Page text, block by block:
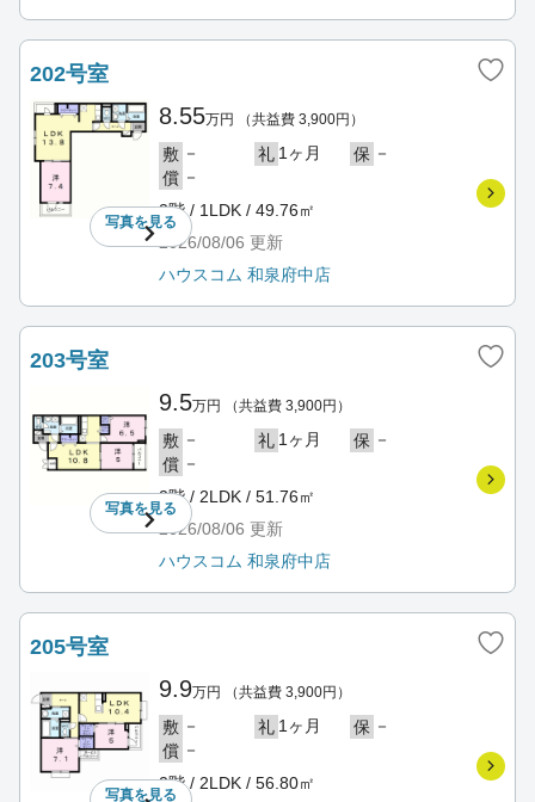
202号室
写真を見る
8.55万円 （共益費 3,900円）
敷 － 礼 1ヶ月 保 －
償 －
2階 / 1LDK / 49.76㎡
2026/08/06 更新
ハウスコム 和泉府中店
203号室
写真を見る
9.5万円 （共益費 3,900円）
敷 － 礼 1ヶ月 保 －
償 －
2階 / 2LDK / 51.76㎡
2026/08/06 更新
ハウスコム 和泉府中店
205号室
写真を見る
9.9万円 （共益費 3,900円）
敷 － 礼 1ヶ月 保 －
償 －
2階 / 2LDK / 56.80㎡